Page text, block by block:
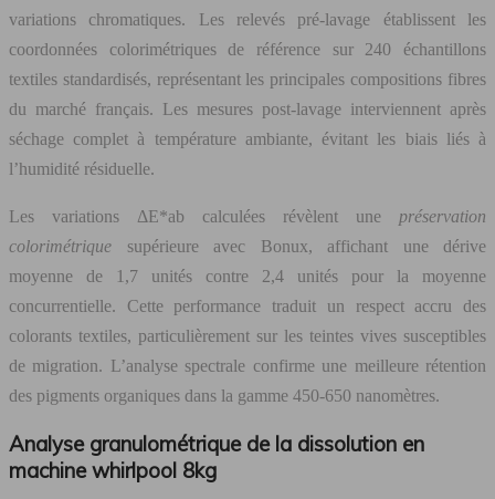
variations chromatiques. Les relevés pré-lavage établissent les
coordonnées colorimétriques de référence sur 240 échantillons
textiles standardisés, représentant les principales compositions fibres
du marché français. Les mesures post-lavage interviennent après
séchage complet à température ambiante, évitant les biais liés à
l’humidité résiduelle.
Les variations ΔE*ab calculées révèlent une préservation
colorimétrique supérieure avec Bonux, affichant une dérive
moyenne de 1,7 unités contre 2,4 unités pour la moyenne
concurrentielle. Cette performance traduit un respect accru des
colorants textiles, particulièrement sur les teintes vives susceptibles
de migration. L’analyse spectrale confirme une meilleure rétention
des pigments organiques dans la gamme 450-650 nanomètres.
Analyse granulométrique de la dissolution en
machine whirlpool 8kg